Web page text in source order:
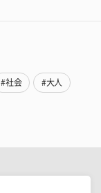
#社会 #大人